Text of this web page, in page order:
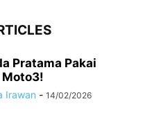
Pratama Pakai
Moto3!
Irawan - 14/02/2026